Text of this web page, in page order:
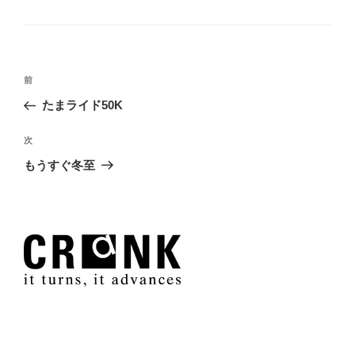
投
ナ
ビ
ゲ
ン
過
去
投
稿
前
たまライド50K
次
の
次
もうすぐ冬至